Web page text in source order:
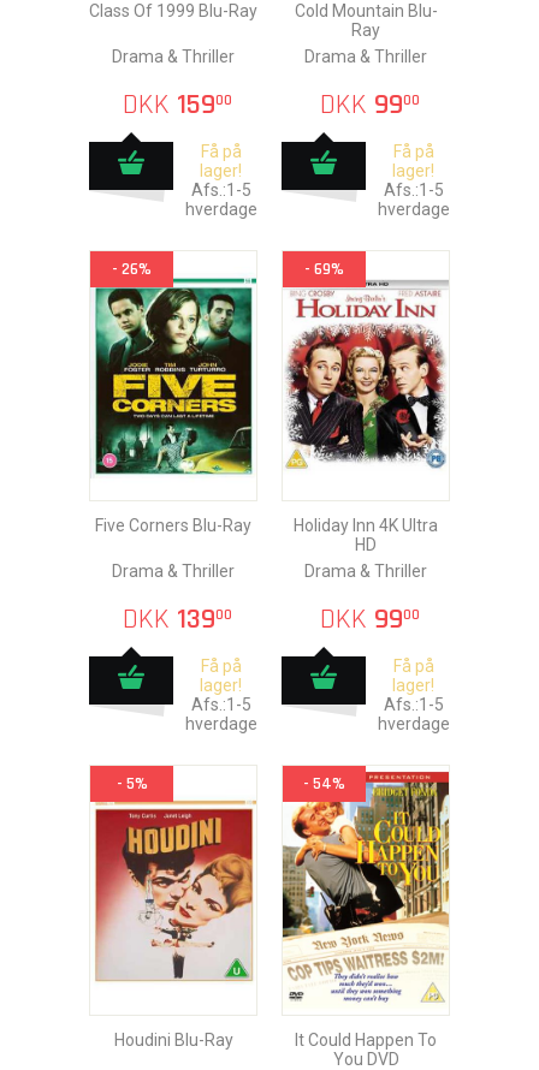
Class Of 1999 Blu-Ray
Drama & Thriller
DKK 15900
Få på
lager!
Afs.:1-5
hverdage
Cold Mountain Blu-
Ray
Drama & Thriller
DKK 9900
Få på
lager!
Afs.:1-5
hverdage
- 26%
Five Corners Blu-Ray
Drama & Thriller
DKK 13900
Få på
lager!
Afs.:1-5
hverdage
- 69%
Holiday Inn 4K Ultra
HD
Drama & Thriller
DKK 9900
Få på
lager!
Afs.:1-5
hverdage
- 5%
Houdini Blu-Ray
- 54%
It Could Happen To
You DVD